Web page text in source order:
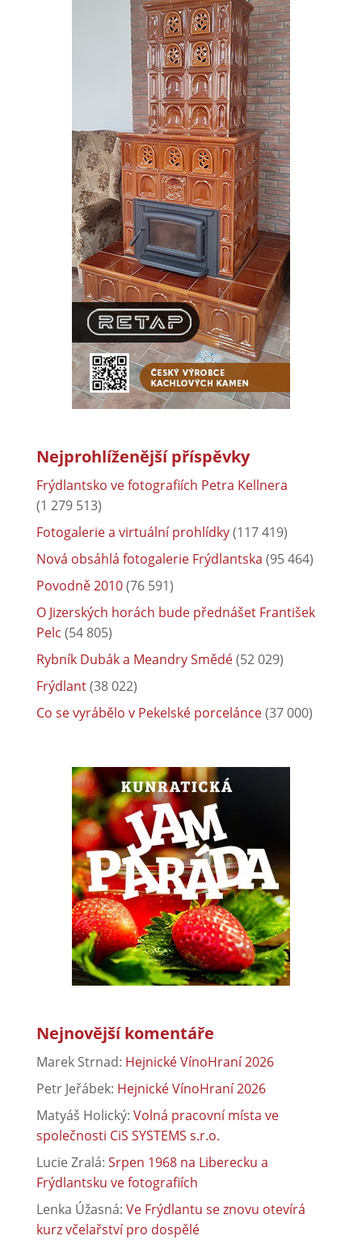
Nejprohlíženější příspěvky
Frýdlantsko ve fotografiích Petra Kellnera
(1 279 513)
Fotogalerie a virtuální prohlídky(117 419)
Nová obsáhlá fotogalerie Frýdlantska (95 464)
Povodně 2010(76 591)
O Jizerských horách bude přednášet František
Pelc (54 805)
Rybník Dubák a Meandry Smědé(52 029)
Frýdlant(38 022)
Co se vyrábělo v Pekelské porcelánce(37 000)
Nejnovější komentáře
Marek Strnad: Hejnické VínoHraní 2026
Petr Jeřábek: Hejnické VínoHraní 2026
Matyáš Holický: Volná pracovní místa ve
společnosti CiS SYSTEMS s.r.o.
Lucie Zralá: Srpen 1968 na Liberecku a
Frýdlantsku ve fotografiích
Lenka Úžasná: Ve Frýdlantu se znovu otevírá
kurz včelařství pro dospělé